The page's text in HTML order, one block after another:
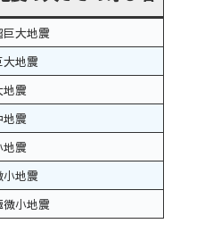
巨大地震
大地震
地震
地震
地震
小地震
微小地震